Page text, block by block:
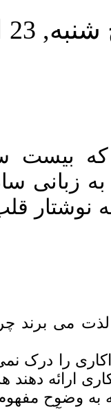
زبانی
می برند
را درک
ارائه دهند
وضوح مفهوم